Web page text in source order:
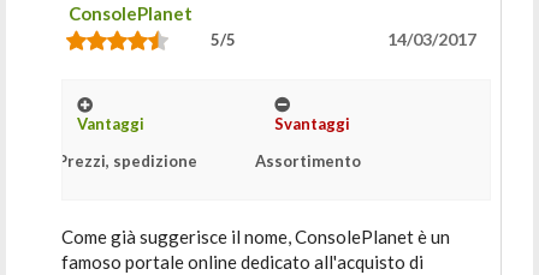
ConsolePlanet
5/5 14/03/2017
Vantaggi
Prezzi, spedizione
Svantaggi
Assortimento
Come già suggerisce il nome, ConsolePlanet è un
famoso portale online dedicato all'acquisto di